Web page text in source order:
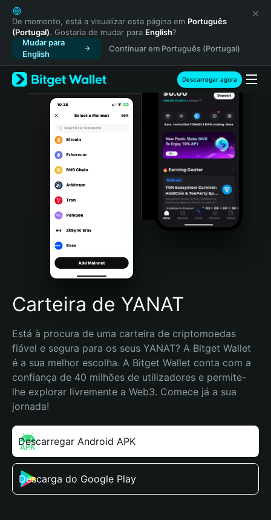
English
日本語
Tiếng Việt
Русский
Español (Latinoamérica)
Türkçe
Italiano
Português (Portugal)
Bahasa Indonesia
Português (Brasil)
Español (Argentina)
De momento, está a visualizar esta página em Português
(Portugal). Gostaria de mudar para English?
Mudar para
English
Continuar em Português (Portugal)
Descarregar agora
Carteira de YANAT
Está à procura de uma carteira de criptomoedas
fiável e segura para os seus YANAT? A Bitget Wallet
é a sua melhor escolha. A Bitget Wallet conta com a
confiança de 40 milhões de utilizadores e permite-
lhe explorar livremente a Web3. Comece já a sua
jornada!
Descarregar Android APK
Descarga do Google Play